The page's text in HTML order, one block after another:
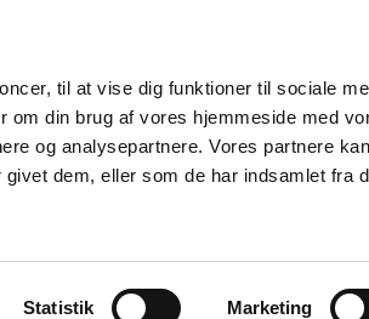
til at vise dig funktioner til sociale
din brug af vores hjemmeside med
og analysepartnere. Vores partnere kan
dem, eller som de har indsamlet fra
Statistik Marketing
Nyheder Om os Kontakt
og
Apoteker og salg af